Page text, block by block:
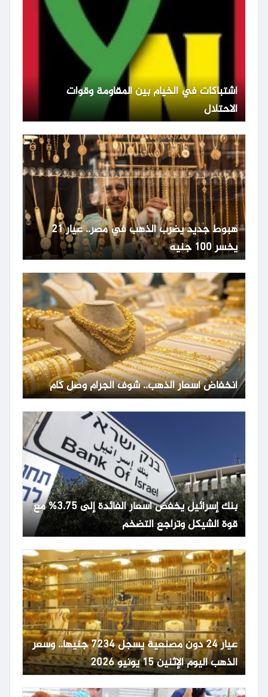
اشتباكات في الخيام بين المقاومة وقوات
الاحتلال
هبوط جديد يضرب الذهب في مصر.. عيار 21
يخسر 100 جنيه
انخفاض أسعار الذهب.. شوف الجرام وصل كام
بنك إسرائيل يخفض أسعار الفائدة إلى 3.75% مع
قوة الشيكل وتراجع التضخم
عيار 24 دون مصنعية يسجل 7234 جنيها.. وسعر
الذهب اليوم الإثنين 15 يونيو 2026